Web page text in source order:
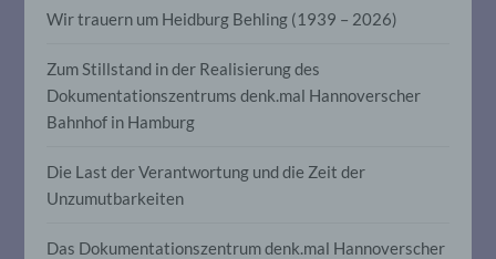
Wir trauern um Heidburg Behling (1939 – 2026)
Zum Stillstand in der Realisierung des
Dokumentationszentrums denk.mal Hannoverscher
Bahnhof in Hamburg
Die Last der Verantwortung und die Zeit der
Unzumutbarkeiten
Das Dokumentationszentrum denk.mal Hannoverscher
personenbezogenen Daten verwendet
Person beziehen, zu bewerten,
insbesondere, um Aspekte bezüglich
Arbeitsleistung, wirtschaftlicher Lage,
Gesundheit, persönlicher Vorlieben,
Aufenthaltsort oder Ortswechsel dieser
natürlichen Person zu analysieren oder